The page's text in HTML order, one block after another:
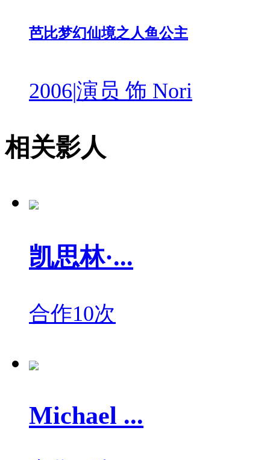
芭比梦幻仙境之人鱼公主
2006|演员 饰 Nori
相关影人
凯思林·...
合作10次
Michael ...